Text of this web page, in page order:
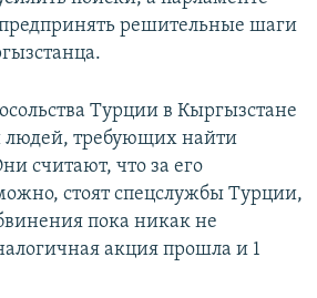
решительные шаги
Турции в Кыргызстане
людей, требующих найти
считают, что за его
стоят спецслужбы Турции,
пока никак не
акция прошла и 1